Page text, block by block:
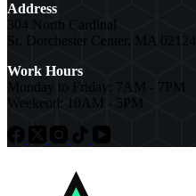
Address
304 North Cardinal
St. Dorchester Center, MA 02124
Work Hours
Monday to Friday: 7AM - 7PM
Weekend: 10AM - 5PM